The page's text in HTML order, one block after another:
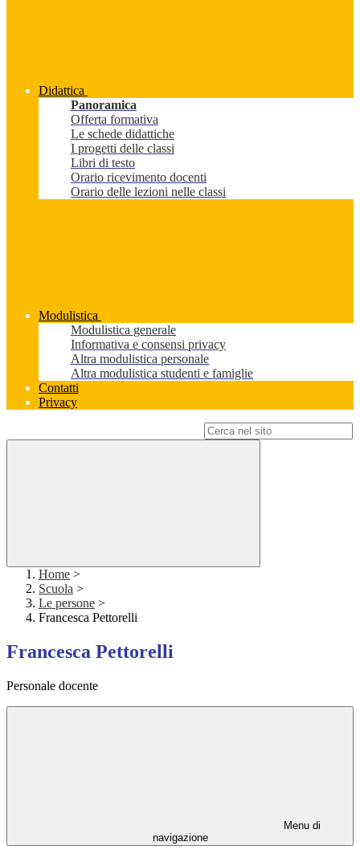
Didattica
Panoramica
Offerta formativa
Le schede didattiche
I progetti delle classi
Libri di testo
Orario ricevimento docenti
Orario delle lezioni nelle classi
Modulistica
Modulistica generale
Informativa e consensi privacy
Altra modulistica personale
Altra modulistica studenti e famiglie
Contatti
Privacy
Home >
Scuola >
Le persone >
Francesca Pettorelli
Francesca Pettorelli
Personale docente
Menu di
navigazione